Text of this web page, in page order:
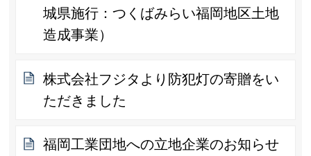
城県施行：つくばみらい福岡地区土地
造成事業）
株式会社フジタより防犯灯の寄贈をい
ただきました
福岡工業団地への立地企業のお知らせ